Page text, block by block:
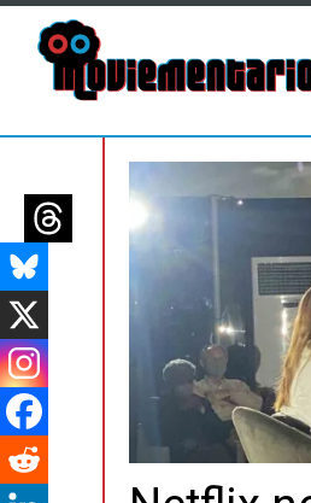
contenido